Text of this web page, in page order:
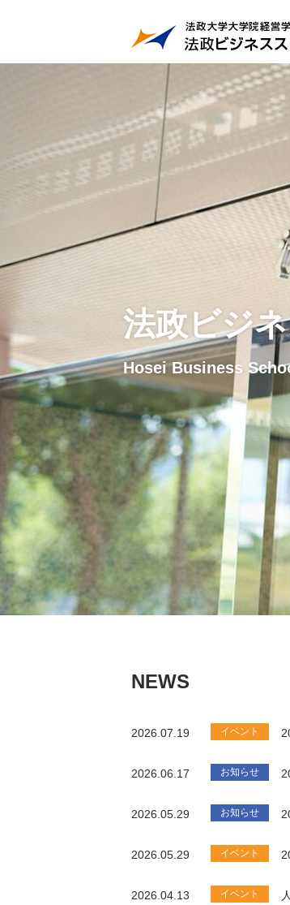
法政ビジ
Hosei Business
NEWS
2026.07.19 イベント
2026.06.17 お知らせ
2026.05.29 お知らせ
2026.05.29 イベント
2026.04.13 イベント